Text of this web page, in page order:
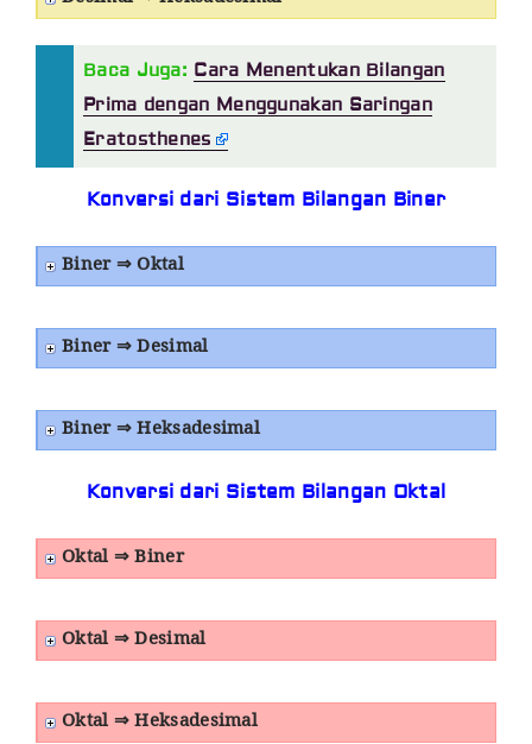
Baca Juga: Cara Menentukan Bilangan
Prima dengan Menggunakan Saringan
Eratosthenes
Konversi dari Sistem Bilangan Biner
Biner ⇒ Oktal
Biner ⇒ Desimal
Biner ⇒ Heksadesimal
Konversi dari Sistem Bilangan Oktal
Oktal ⇒ Biner
Oktal ⇒ Desimal
Oktal ⇒ Heksadesimal